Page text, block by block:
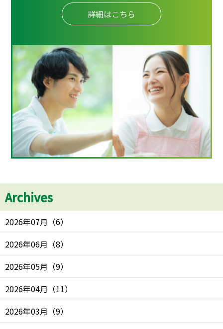
詳細はこちら
Archives
2026年07月 （6）
2026年06月 （8）
2026年05月 （9）
2026年04月 （11）
2026年03月 （9）